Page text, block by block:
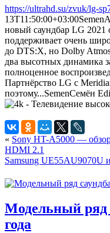
https://ultrahd.su/zvuk/lg-
13T11:50:00+03:00Semen
новый саундбар LG 2021
поддерживает очень
до DTS:X, но Dolby
два высотных динамика
полноценное
Партнёрство LG с
поэтому...SemenСемён
« Sony HT-A5000 —
HDMI 2.1
Samsung UE55AU9070U
Модельный ряд
года